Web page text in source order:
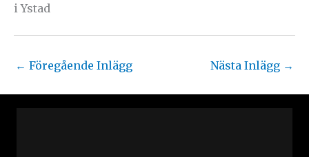
i Ystad
← Föregående Inlägg Nästa Inlägg →